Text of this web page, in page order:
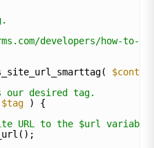
developers/how-
desired tag.
$tag
) {
URL to the $url variable